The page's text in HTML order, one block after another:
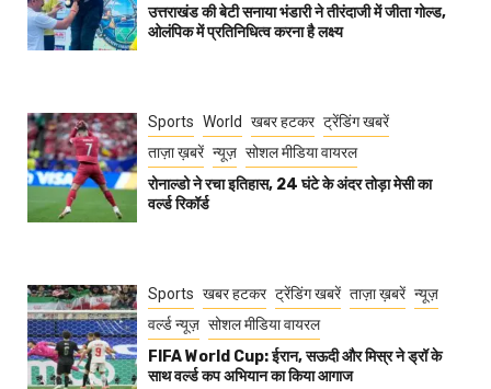
उत्तराखंड की बेटी सनाया भंडारी ने तीरंदाजी में जीता गोल्ड,
ओलंपिक में प्रतिनिधित्व करना है लक्ष्य
Sports World खबर हटकर ट्रेंडिंग खबरें
ताज़ा ख़बरें न्यूज़ सोशल मीडिया वायरल
रोनाल्डो ने रचा इतिहास, 24 घंटे के अंदर तोड़ा मेसी का
वर्ल्ड रिकॉर्ड
Sports खबर हटकर ट्रेंडिंग खबरें ताज़ा ख़बरें न्यूज़
वर्ल्ड न्यूज़ सोशल मीडिया वायरल
FIFA World Cup: ईरान, सऊदी और मिस्र ने ड्रॉ के
साथ वर्ल्ड कप अभियान का किया आगाज